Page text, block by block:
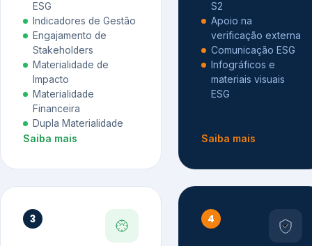
ESG
Indicadores de Gestão
Engajamento de
Stakeholders
Materialidade de
Impacto
Materialidade
Financeira
Dupla Materialidade
Saiba mais
S2
Apoio na
verificação externa
Comunicação ESG
Infográficos e
materiais visuais
ESG
Saiba mais
3 4